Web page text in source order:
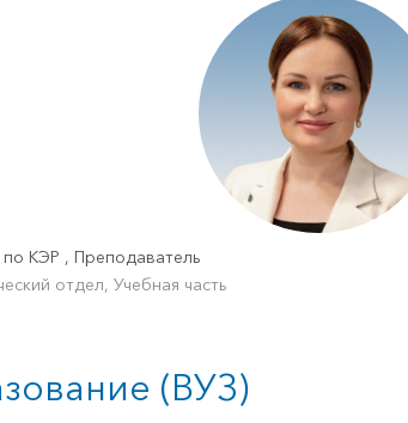
по КЭР , Преподаватель
отдел, Учебная часть
(ВУЗ)